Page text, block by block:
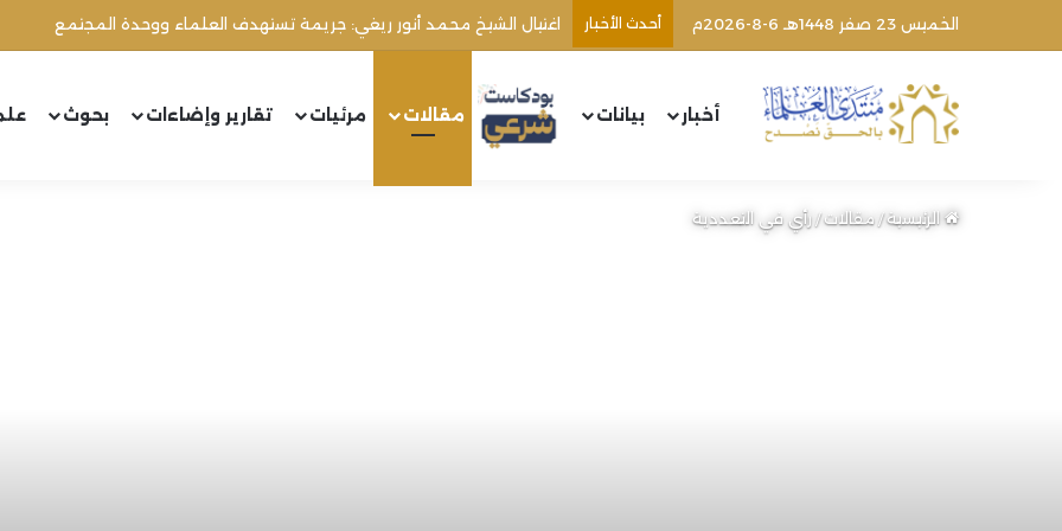
الخميس 23 صفر 1448هـ 6-8-2026م أحدث الأخبار اغتيال الشيخ محمد أنور ريغي: جريمة تستهدف العلماء ووحدة المجتمع
أخبار بيانات مقالات مرئيات تقارير وإضاءات بحوث
الرئيسية/مقالات/رأي في التعددية